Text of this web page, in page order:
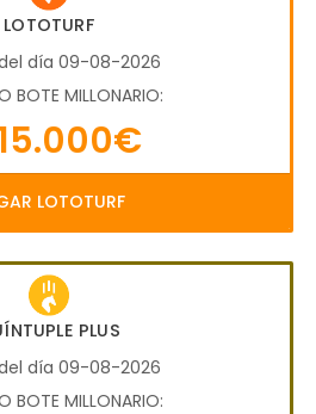
LOTOTURF
día 09-08-2026
BOTE MILLONARIO:
LOTOTURF
PLUS
día 09-08-2026
BOTE MILLONARIO: